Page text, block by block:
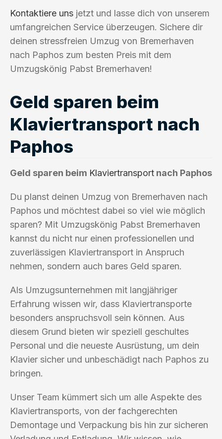
Kontaktiere uns jetzt und lasse dich von unserem
umfangreichen Service überzeugen. Sichere dir
deinen stressfreien Umzug von Bremerhaven
nach Paphos zum besten Preis mit dem
Umzugskönig Pabst Bremerhaven!
Geld sparen beim
Klaviertransport nach
Paphos
Geld sparen beim Klaviertransport nach Paphos
Du planst deinen Umzug von Bremerhaven nach
Paphos und möchtest dabei so viel wie möglich
sparen? Mit Umzugskönig Pabst Bremerhaven
kannst du nicht nur einen professionellen und
zuverlässigen Klaviertransport in Anspruch
nehmen, sondern auch bares Geld sparen.
Als Umzugsunternehmen mit langjähriger
Erfahrung wissen wir, dass Klaviertransporte
besonders anspruchsvoll sein können. Aus
diesem Grund bieten wir speziell geschultes
Personal und die neueste Ausrüstung, um dein
Klavier sicher und unbeschädigt nach Paphos zu
bringen.
Unser Team kümmert sich um alle Aspekte des
Klaviertransports, von der fachgerechten
Demontage und Verpackung bis hin zur sicheren